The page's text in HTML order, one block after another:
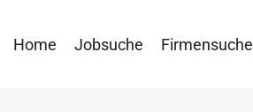
Home Jobsuche Firmensuche